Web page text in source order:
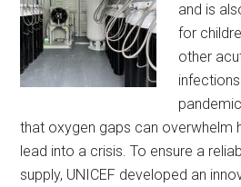
and is
for
other
that oxygen gaps can overwhelm
lead into a crisis. To ensure a
supply, UNICEF developed an